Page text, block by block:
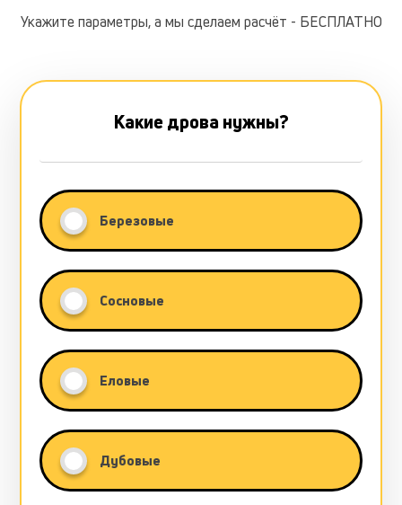
Укажите параметры, а мы сделаем расчёт - БЕСПЛАТНО
Какие дрова нужны?
Березовые
Сосновые
Еловые
Дубовые